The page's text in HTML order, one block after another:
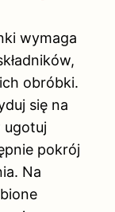
wymaga
obróbki.
się na
ugotuj
pokrój
Na